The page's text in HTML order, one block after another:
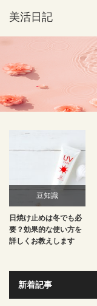
美活日記
豆知識
日焼け止めは冬でも必
要？効果的な使い方を
詳しくお教えします
新着記事